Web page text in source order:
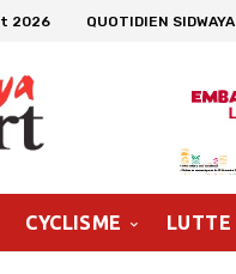
2026 QUOTIDIEN SIDWAYA
CYCLISME LUTTE